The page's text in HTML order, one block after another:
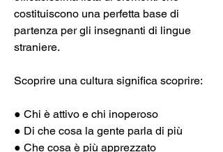
costituiscono una perfetta base di
partenza per gli insegnanti di lingue
straniere.
Scoprire una cultura significa scoprire:
● Chi è attivo e chi inoperoso
● Di che cosa la gente parla di più
● Che cosa è più apprezzato